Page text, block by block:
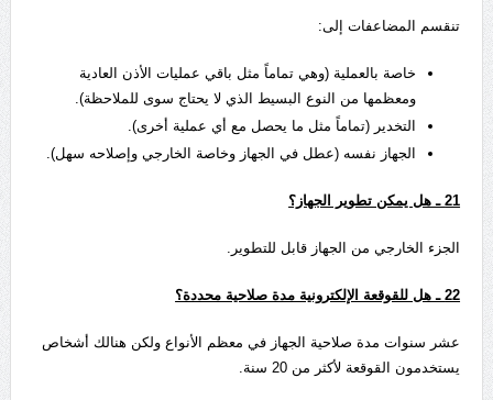
تنقسم المضاعفات إلى:
خاصة بالعملية (وهي تماماً مثل باقي عمليات الأذن العادية
ومعظمها من النوع البسيط الذي لا يحتاج سوى للملاحظة).
التخدير (تماماً مثل ما يحصل مع أي عملية أخرى).
الجهاز نفسه (عطل في الجهاز وخاصة الخارجي وإصلاحه سهل).
21ـ هل يمكن تطوير الجهاز؟
الجزء الخارجي من الجهاز قابل للتطوير.
22ـ هل للقوقعة الإلكترونية مدة صلاحية محددة؟
عشر سنوات مدة صلاحية الجهاز في معظم الأنواع ولكن هنالك أشخاص
يستخدمون القوقعة لأكثر من 20 سنة.